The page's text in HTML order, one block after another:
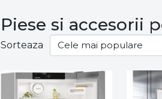
Piese si accesorii
Sorteaza